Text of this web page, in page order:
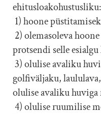
ehitusloakohustusliku:
1) hoone
2) olemasoleva
protsendi selle
3) olulise avaliku
golfiväljaku,
olulise avaliku huviga
4) olulise ruumilise